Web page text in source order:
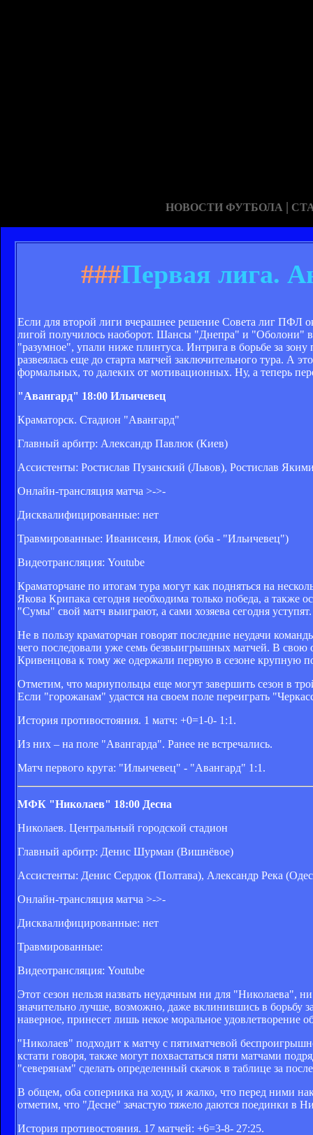
НОВОСТИ ФУТБОЛА |
###Первая лига.
Если для второй лиги вчерашнее решение Совета лиг ПФЛ
лигой получилось наоборот. Шансы "Днепра" и "Оболони"
"разумное", упали ниже плинтуса. Интрига в борьбе за
развеялась еще до старта матчей заключительного тура. А
формальных, то далеких от мотивационных. Ну, а теперь
"Авангард" 18:00 Ильичевец
Краматорск. Стадион "Авангард"
Главный арбитр: Александр Павлюк (Киев)
Ассистенты: Ростислав Пузанский (Львов), Ростислав
Онлайн-трансляция матча >->-
Дисквалифицированные: нет
Травмированные: Иванисеня, Илюк (оба - "Ильичевец")
Видеотрансляция: Youtube
Краматорчане по итогам тура могут как подняться на
Якова Крипака сегодня необходима только победа, а
"Сумы" свой матч выиграют, а сами хозяева сегодня уступят.
Не в пользу краматорчан говорят последние неудачи
чего последовали уже семь безвыигрышных матчей. В свою
Кривенцова к тому же одержали первую в сезоне крупную
Отметим, что мариупольцы еще могут завершить сезон в
Если "горожанам" удастся на своем поле переиграть
История противостояния. 1 матч: +0=1-0- 1:1.
Из них – на поле "Авангарда". Ранее не встречались.
Матч первого круга: "Ильичевец" - "Авангард" 1:1.
МФК "Николаев" 18:00 Десна
Николаев. Центральный городской стадион
Главный арбитр: Денис Шурман (Вишнёвое)
Ассистенты: Денис Сердюк (Полтава), Александр Река
Онлайн-трансляция матча >->-
Дисквалифицированные: нет
Травмированные:
Видеотрансляция: Youtube
Этот сезон нельзя назвать неудачным ни для "Николаева",
значительно лучше, возможно, даже вклинившись в борьбу
наверное, принесет лишь некое моральное удовлетворение
"Николаев" подходит к матчу с пятиматчевой
кстати говоря, также могут похвастаться пяти матчами
"северянам" сделать определенный скачок в таблице за
В общем, оба соперника на ходу, и жалко, что перед ними
отметим, что "Десне" зачастую тяжело даются поединки в
История противостояния. 17 матчей: +6=3-8- 27:25.